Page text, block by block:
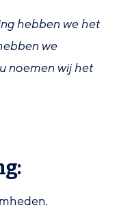
hebben we het
we
noemen wij het